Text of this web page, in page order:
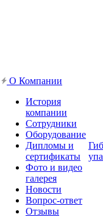
О Компании
История
компании
Сотрудники
Оборудование
Дипломы и
сертификаты
Фото и видео
галерея
Новости
Вопрос-ответ
Отзывы